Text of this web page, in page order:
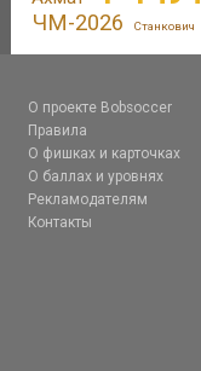
ЧМ-2026 Станкович
О проекте Bobsoccer
Правила
О фишках и карточках
О баллах и уровнях
Рекламодателям
Контакты